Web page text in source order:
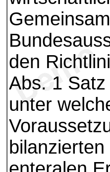
den
Abs. 1
unter